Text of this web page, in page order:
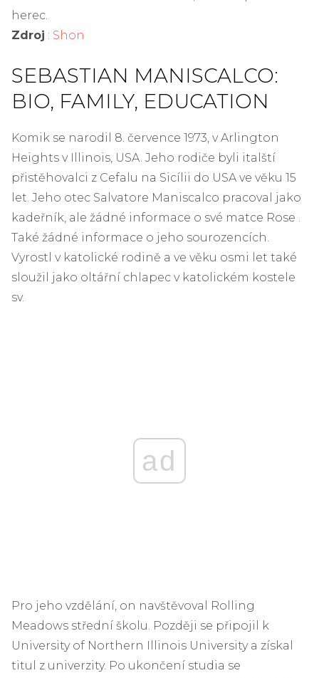
herec.
Zdroj : Shon
SEBASTIAN MANISCALCO:
BIO, FAMILY, EDUCATION
Komik se narodil 8. července 1973, v Arlington
Heights v Illinois, USA. Jeho rodiče byli italští
přistěhovalci z Cefalu na Sicílii do USA ve věku 15
let. Jeho otec Salvatore Maniscalco pracoval jako
kadeřník, ale žádné informace o své matce Rose .
Také žádné informace o jeho sourozencích.
Vyrostl v katolické rodině a ve věku osmi let také
sloužil jako oltářní chlapec v katolickém kostele
sv.
ad
Pro jeho vzdělání, on navštěvoval Rolling
Meadows střední školu. Později se připojil k
University of Northern Illinois University a získal
titul z univerzity. Po ukončení studia se